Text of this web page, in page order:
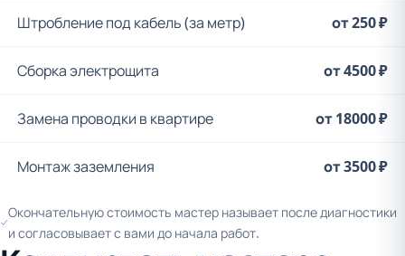
Штробление под кабель (за метр) от 250 ₽
Сборка электрощита от 4500 ₽
Замена проводки в квартире от 18000 ₽
Монтаж заземления от 3500 ₽
Окончательную стоимость мастер называет после диагностики
и согласовывает с вами до начала работ.